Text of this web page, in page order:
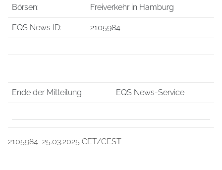
Börsen: Freiverkehr in Hamburg
EQS News ID: 2105984
Ende der Mitteilung EQS News-Service
2105984 25.03.2025 CET/CEST